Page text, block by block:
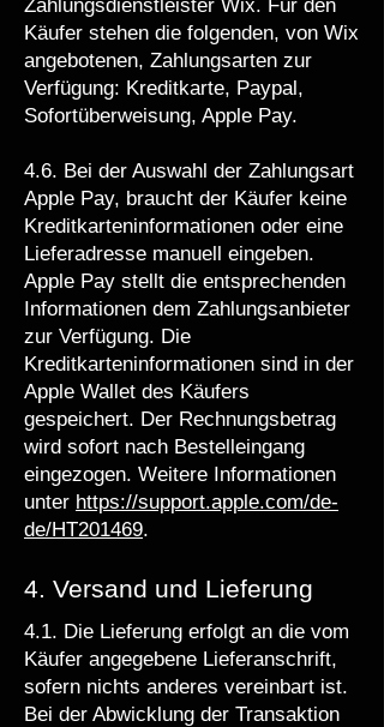
Zahlungsdienstleister Wix. Für den
Käufer stehen die folgenden, von Wix
angebotenen, Zahlungsarten zur
Verfügung: Kreditkarte, Paypal,
Sofortüberweisung, Apple Pay.
4.6. Bei der Auswahl der Zahlungsart
Apple Pay, braucht der Käufer keine
Kreditkarteninformationen oder eine
Lieferadresse manuell eingeben.
Apple Pay stellt die entsprechenden
Informationen dem Zahlungsanbieter
zur Verfügung. Die
Kreditkarteninformationen sind in der
Apple Wallet des Käufers
gespeichert. Der Rechnungsbetrag
wird sofort nach Bestelleingang
eingezogen. Weitere Informationen
unter https://support.apple.com/de-
de/HT201469.
4. Versand und Lieferung
4.1. Die Lieferung erfolgt an die vom
Käufer angegebene Lieferanschrift,
sofern nichts anderes vereinbart ist.
Bei der Abwicklung der Transaktion